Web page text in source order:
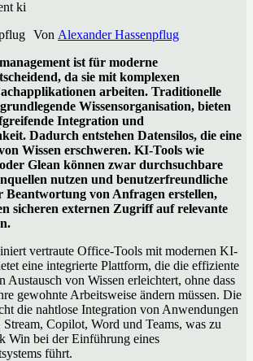
Von Alexander Hassenpflug
ist für moderne
da sie mit komplexen
arbeiten. Traditionelle
Wissensorganisation, bieten
Integration und
Dadurch entstehen Datensilos, die eine
Wissen erschweren. KI-Tools wie
Glean können zwar durchsuchbare
nutzen und benutzerfreundliche
Beantwortung von Anfragen erstellen,
sicheren externen Zugriff auf relevante
vertraute Office-Tools mit modernen KI-
eine integrierte Plattform, die die effiziente
Austausch von Wissen erleichtert, ohne dass
gewohnte Arbeitsweise ändern müssen. Die
die nahtlose Integration von Anwendungen
Copilot, Word und Teams, was zu
Win bei der Einführung eines
führt.